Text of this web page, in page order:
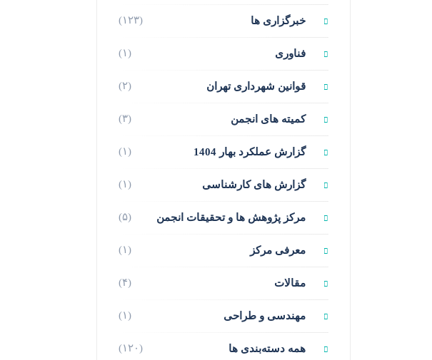
خبرگزاری ها (۱۲۳)
فناوری (۱)
قوانین شهرداری تهران (۲)
کمیته های انجمن (۳)
گزارش عملکرد بهار 1404 (۱)
گزارش های کارشناسی (۱)
مرکز پژوهش ها و تحقیقات انجمن (۵)
معرفی مرکز (۱)
مقالات (۴)
مهندسی و طراحی (۱)
همه دسته‌بندی ها (۱۲۰)